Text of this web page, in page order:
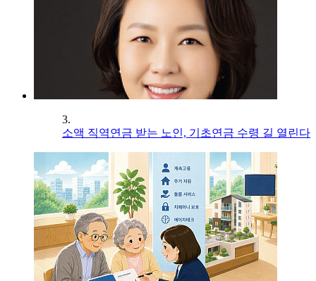
3.
소액 직역연금 받는 노인, 기초연금 수령 길 열린다